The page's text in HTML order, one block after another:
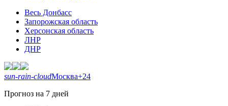
Весь Донбасс
Запорожская область
Херсонская область
ЛНР
ДНР
sun-rain-cloudМосква+24
Прогноз на 7 дней